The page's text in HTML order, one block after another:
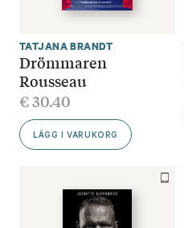
TATJANA BRANDT
Drömmaren
Rousseau
€30.40
LÄGG I VARUKORG